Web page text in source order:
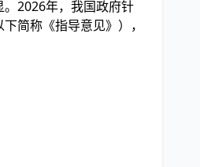
2026年，我国政府针
简称《指导意见》），